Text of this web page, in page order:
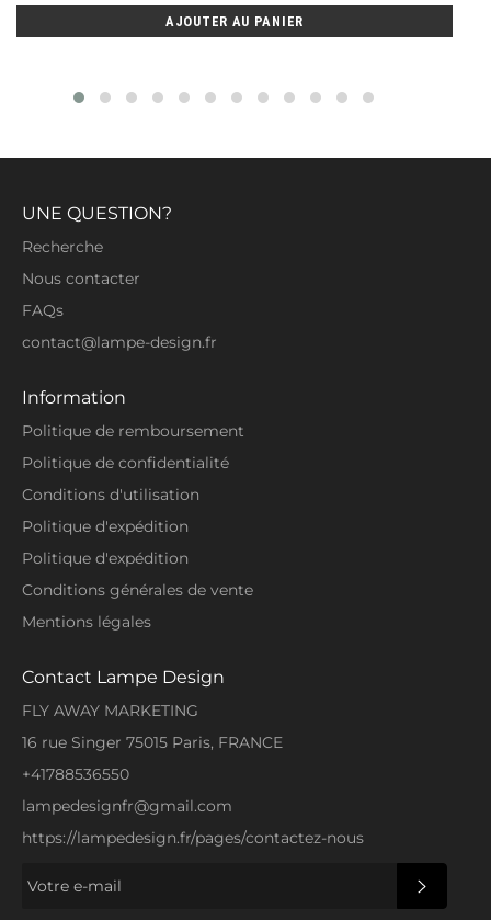
AJOUTER AU PANIER
UNE QUESTION?
Recherche
Nous contacter
FAQs
contact@lampe-design.fr
Information
Politique de remboursement
Politique de confidentialité
Conditions d'utilisation
Politique d'expédition
Politique d'expédition
Conditions générales de vente
Mentions légales
Contact Lampe Design
FLY AWAY MARKETING
16 rue Singer 75015 Paris, FRANCE
+41788536550
lampedesignfr@gmail.com
https://lampedesign.fr/pages/contactez-nous